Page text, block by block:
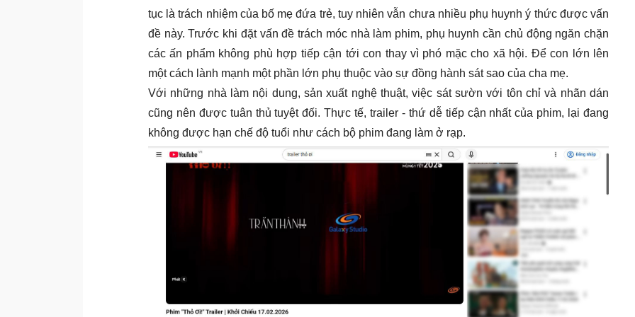
tục là trách nhiệm của bố mẹ đứa trẻ, tuy nhiên vẫn chưa nhiều phụ huynh ý thức được vấn
đề này. Trước khi đặt vấn đề trách móc nhà làm phim, phụ huynh cần chủ động ngăn chặn
các ấn phẩm không phù hợp tiếp cận tới con thay vì phó mặc cho xã hội. Để con lớn lên
một cách lành mạnh một phần lớn phụ thuộc vào sự đồng hành sát sao của cha mẹ.
Với những nhà làm nội dung, sản xuất nghệ thuật, việc sát sườn với tôn chỉ và nhãn dán
cũng nên được tuân thủ tuyệt đối. Thực tế, trailer - thứ dễ tiếp cận nhất của phim, lại đang
không được hạn chế độ tuổi như cách bộ phim đang làm ở rạp.